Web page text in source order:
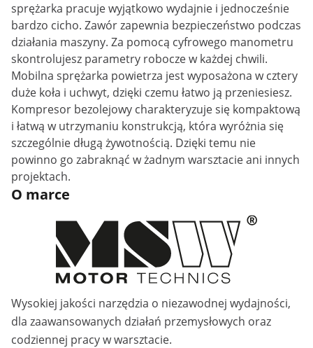
sprężarka pracuje wyjątkowo wydajnie i jednocześnie
bardzo cicho. Zawór zapewnia bezpieczeństwo podczas
działania maszyny. Za pomocą cyfrowego manometru
skontrolujesz parametry robocze w każdej chwili.
Mobilna sprężarka powietrza jest wyposażona w cztery
duże koła i uchwyt, dzięki czemu łatwo ją przeniesiesz.
Kompresor bezolejowy charakteryzuje się kompaktową
i łatwą w utrzymaniu konstrukcją, która wyróżnia się
szczególnie długą żywotnością. Dzięki temu nie
powinno go zabraknąć w żadnym warsztacie ani innych
projektach.
O marce
Wysokiej jakości narzędzia o niezawodnej wydajności,
dla zaawansowanych działań przemysłowych oraz
codziennej pracy w warsztacie.